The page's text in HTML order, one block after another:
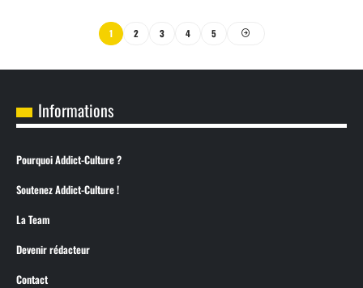
1 2 3 4 5
Informations
Pourquoi Addict-Culture ?
Soutenez Addict-Culture !
La Team
Devenir rédacteur
Contact